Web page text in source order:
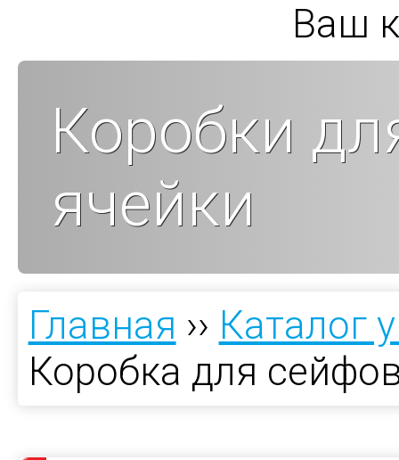
Ваш
Коробки
ячейки
Главная ›› Каталог
Коробка для